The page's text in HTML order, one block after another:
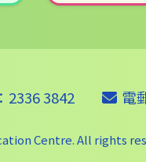
2336 3842 電
Centre. All rights